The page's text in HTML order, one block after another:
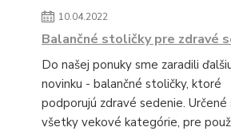
10.04.2022
Balančné stoličky pre zdravé
Do našej ponuky sme zaradili
novinku - balančné stoličky, ktoré
podporujú zdravé sedenie. Určené
všetky vekové kategórie, pre